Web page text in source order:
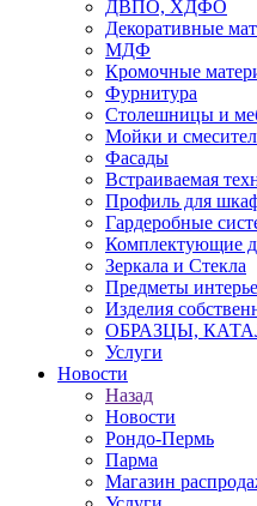
ДВПО, ХДФО
Декоративные
МДФ
Кромочные
Фурнитура
Столешницы и
Мойки и
Фасады
Встраиваемая
Профиль для
Гардеробные
Комплектующие
Зеркала и Стекла
Предметы
Изделия
ОБРАЗЦЫ,
Услуги
Новости
Назад
Новости
Рондо-Пермь
Парма
Магазин